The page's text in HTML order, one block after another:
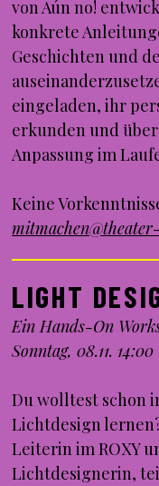
von Aún no!
konkrete
Geschichten und
eingeladen, ihr
erkunden und
Anpassung im
Keine
LIGHT
Ein Hands-On
Sonntag, 08.11.
Du wolltest schon
Lichtdesign
Leiterin im ROXY
Lichtdesignerin,